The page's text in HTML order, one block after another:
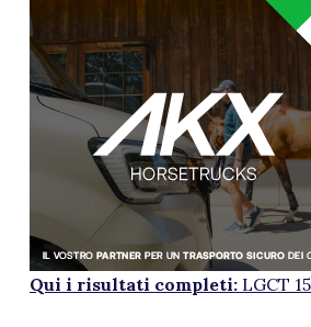
Qui i risultati completi: LGCT